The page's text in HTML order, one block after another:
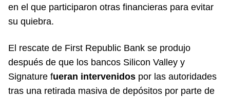
en el que participaron otras financieras para evitar
su quiebra.
El rescate de First Republic Bank se produjo
después de que los bancos Silicon Valley y
Signature fueran intervenidos por las autoridades
tras una retirada masiva de depósitos por parte de